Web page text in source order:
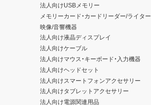
法人向けUSBメモリー
メモリーカード・カードリーダー/ライター
映像/音響機器
法人向け液晶ディスプレイ
法人向けケーブル
法人向けマウス・キーボード・入力機器
法人向けヘッドセット
法人向けスマートフォンアクセサリー
法人向けタブレットアクセサリー
法人向け電源関連用品